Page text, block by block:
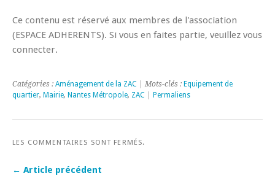
Ce contenu est réservé aux membres de l'association
(ESPACE ADHERENTS). Si vous en faites partie, veuillez vous
connecter.
Catégories : Aménagement de la ZAC | Mots-clés : Equipement de
quartier, Mairie, Nantes Métropole, ZAC Permaliens
LES COMMENTAIRES SONT FERMÉS.
← Article précédent